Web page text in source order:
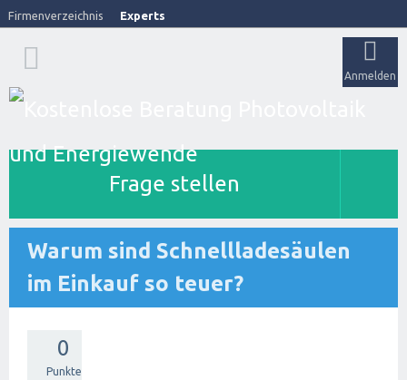
Firmenverzeichnis Experts
Anmelden
Frage stellen
Warum sind Schnellladesäulen
im Einkauf so teuer?
0
Punkte